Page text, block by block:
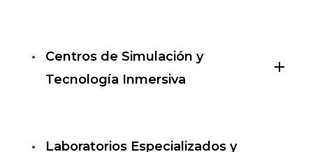
Centros de Simulación y
Tecnología Inmersiva
add
Laboratorios Especializados y